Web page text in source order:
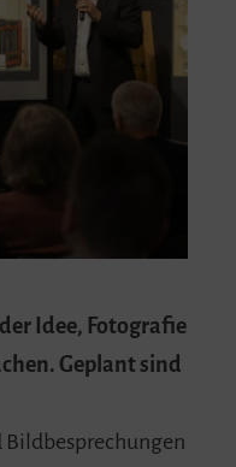
Idee, Fotografie
Geplant sind
Bildbesprechungen